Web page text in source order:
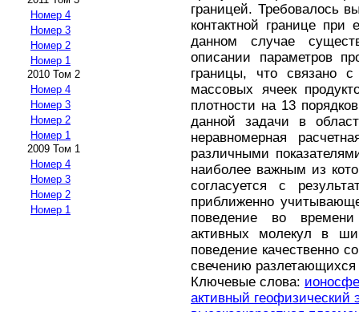
Номер 4
Номер 3
Номер 2
Номер 1
2010 Том 2
Номер 4
Номер 3
Номер 2
Номер 1
2009 Том 1
Номер 4
Номер 3
Номер 2
Номер 1
границей. Требовалось
контактной границе
данном случае
описании параметров
границы, что связано
массовых ячеек
плотности на 13
данной задачи в
неравномерная
различными
наиболее важным из
согласуется с
приближенно
поведение во
активных молекул в
поведение качественно
свечению разлетающихся
Ключевые слова:
активный геофизический